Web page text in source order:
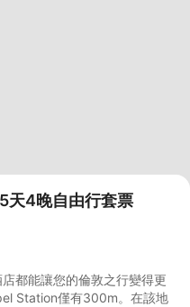
4晚自由行套票
都能讓您的倫敦之行變得更
Station僅有300m。在該地